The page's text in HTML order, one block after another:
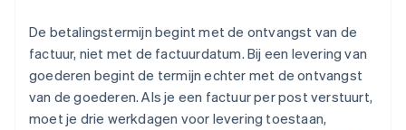
De betalingstermijn begint met de ontvangst van de
factuur, niet met de factuurdatum. Bij een levering van
goederen begint de termijn echter met de ontvangst
van de goederen. Als je een factuur per post verstuurt,
moet je drie werkdagen voor levering toestaan,